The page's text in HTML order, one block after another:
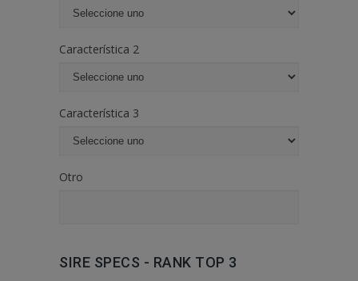
Característica 2
Característica 3
Otro
SIRE SPECS - RANK TOP 3